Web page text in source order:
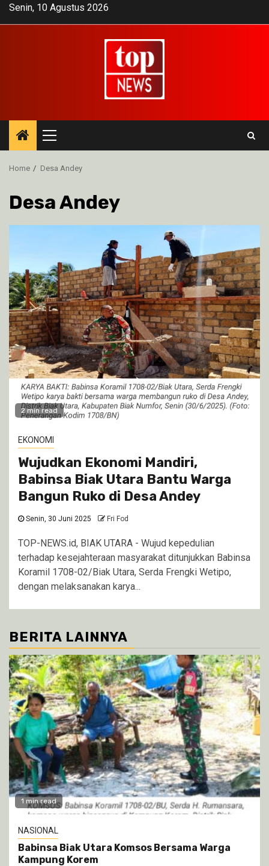
SkipSenin, 10 Agustus 2026
Primary
Menu
Home Desa Andey
Desa Andey
2 min read
EKONOMI
Wujudkan Ekonomi Mandiri,
Babinsa Biak Utara Bantu Warga
Bangun Ruko di Desa Andey
Senin, 30 Juni 2025 Fri Fod
TOP-NEWS.id, BIAK UTARA - Wujud kepedulian
terhadap kesejahteraan masyarakat ditunjukkan Babinsa
Koramil 1708-02/Biak Utara, Serda Frengki Wetipo,
dengan melaksanakan karya...
BERITA LAINNYA
1 min read
NASIONAL
Babinsa Biak Utara Komsos Bersama Warga
Kampung Korem